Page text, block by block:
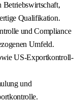
Betriebswirtschaft,
Qualifikation.
und Compliance
Umfeld.
US-Exportkontroll-
und